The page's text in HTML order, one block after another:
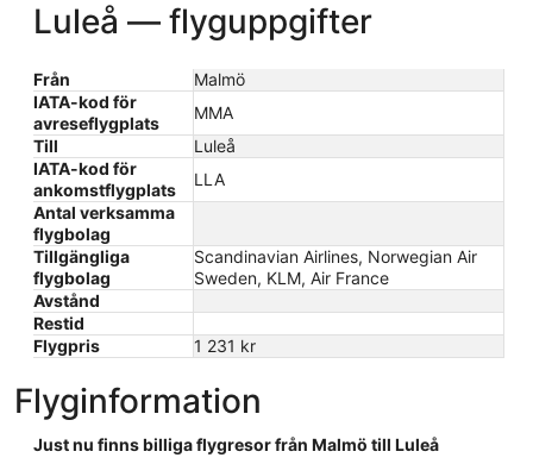
Luleå — flyguppgifter
Från
Malmö
IATA-kod för
avreseflygplats
MMA
Till
Luleå
IATA-kod för
ankomstflygplats
LLA
Antal verksamma
flygbolag
Tillgängliga
flygbolag
Scandinavian Airlines, Norwegian Air
Sweden, KLM, Air France
Avstånd
Restid
Flygpris
1 231 kr
Flyginformation
Just nu finns billiga flygresor från Malmö till Luleå